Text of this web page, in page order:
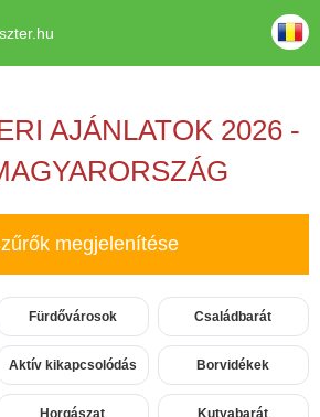
AJÁNLATOK 2026 -
megjelenítése
Fürdővárosok Családbarát
Aktív kikapcsolódás Borvidékek
Horgászat Kutyabarát